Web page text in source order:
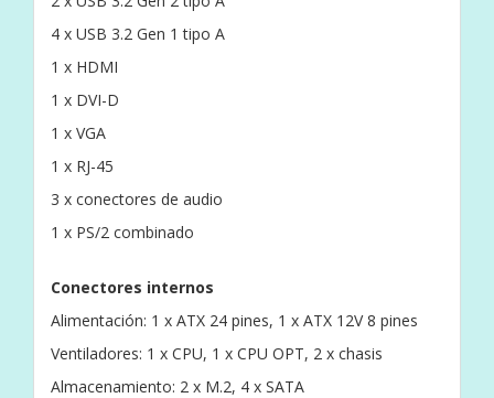
4 x USB 3.2 Gen 1 tipo A
1 x HDMI
1 x DVI-D
1 x VGA
1 x RJ-45
3 x conectores de audio
1 x PS/2 combinado
Conectores internos
Alimentación: 1 x ATX 24 pines, 1 x ATX 12V 8 pines
Ventiladores: 1 x CPU, 1 x CPU OPT, 2 x chasis
Almacenamiento: 2 x M.2, 4 x SATA